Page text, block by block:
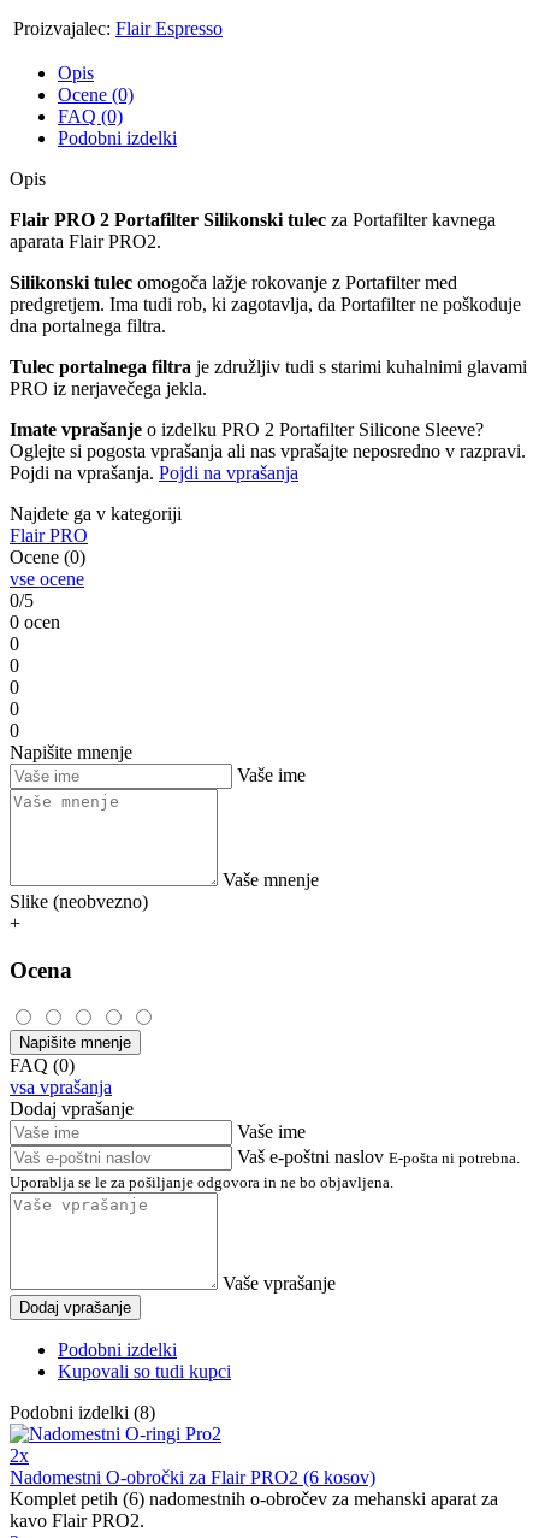
Proizvajalec: Flair Espresso
Opis
Ocene (0)
FAQ (0)
Podobni izdelki
Opis
Flair PRO 2 Portafilter Silikonski tulec za Portafilter kavnega
aparata Flair PRO2.
Silikonski tulec omogoča lažje rokovanje z Portafilter med
predgretjem. Ima tudi rob, ki zagotavlja, da Portafilter ne poškoduje
dna portalnega filtra.
Tulec portalnega filtra je združljiv tudi s starimi kuhalnimi glavami
PRO iz nerjavečega jekla.
Imate vprašanje o izdelku PRO 2 Portafilter Silicone Sleeve?
Oglejte si pogosta vprašanja ali nas vprašajte neposredno v razpravi.
Pojdi na vprašanja. Pojdi na vprašanja
Najdete ga v kategoriji
Flair PRO
Ocene (0)
vse ocene
0/5
0 ocen
0
0
0
0
0
Napišite mnenje
Vaše ime
Vaše mnenje
Slike (neobvezno)
+
Ocena
Napišite mnenje
FAQ (0)
vsa vprašanja
Dodaj vprašanje
Vaše ime
Vaš e-poštni naslov E-pošta ni potrebna.
Uporablja se le za pošiljanje odgovora in ne bo objavljena.
Vaše vprašanje
Dodaj vprašanje
Podobni izdelki
Kupovali so tudi kupci
Podobni izdelki (8)
2x
Nadomestni O-obročki za Flair PRO2 (6 kosov)
Komplet petih (6) nadomestnih o-obročev za mehanski aparat za
kavo Flair PRO2.